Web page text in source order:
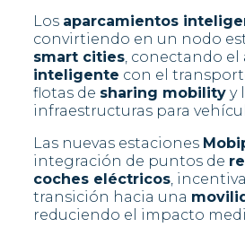
Los aparcamientos
convirtiendo en un nodo
smart cities, conectando el
inteligente con el
flotas de sharing mobility y
infraestructuras para
Las nuevas estaciones
integración de puntos de
coches eléctricos,
transición hacia una
reduciendo el impacto